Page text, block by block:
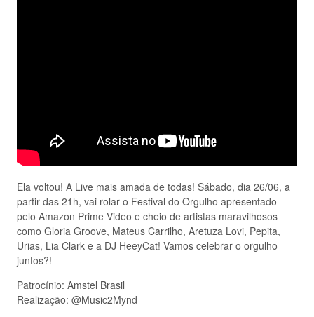
Ela voltou! A Live mais amada de todas! Sábado, dia 26/06, a
partir das 21h, vai rolar o Festival do Orgulho apresentado
pelo Amazon Prime Video e cheio de artistas maravilhosos
como Gloria Groove, Mateus Carrilho, Aretuza Lovi, Pepita,
Urias, Lia Clark e a DJ HeeyCat! Vamos celebrar o orgulho
juntos?!
Patrocínio: Amstel Brasil
Realização: @Music2Mynd